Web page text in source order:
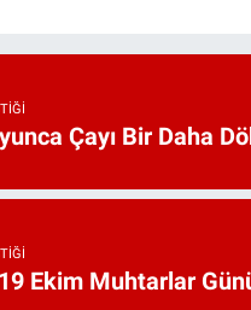
Çayı Bir Daha
Ekim Muhtarlar